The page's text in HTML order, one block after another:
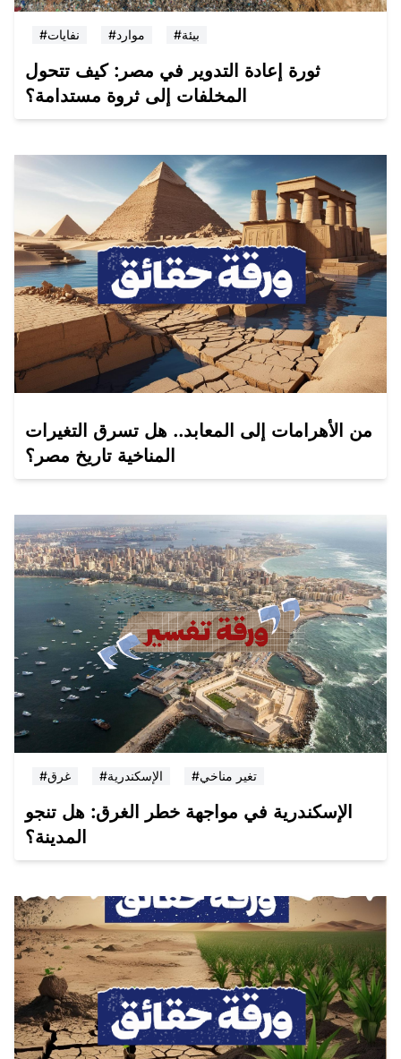
#نفايات #موارد #بيئة
ثورة إعادة التدوير في مصر: كيف تتحول
المخلفات إلى ثروة مستدامة؟
من الأهرامات إلى المعابد.. هل تسرق التغيرات
المناخية تاريخ مصر؟
#غرق #الإسكندرية #تغير مناخي
الإسكندرية في مواجهة خطر الغرق: هل تنجو
المدينة؟